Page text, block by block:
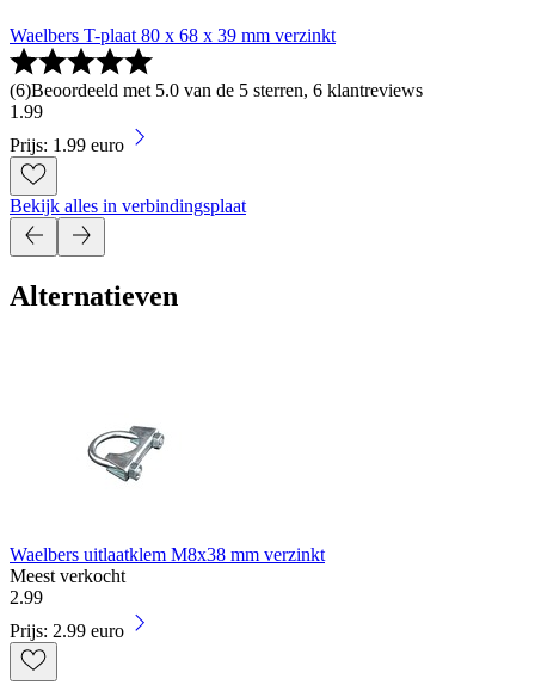
Waelbers T-plaat 80 x 68 x 39 mm verzinkt
(6)Beoordeeld met 5.0 van de 5 sterren, 6 klantreviews
1 .99
Prijs: 1.99 euro
Bekijk alles in verbindingsplaat
Alternatieven
Waelbers uitlaatklem M8x38 mm verzinkt
Meest verkocht
2.99
Prijs: 2.99 euro